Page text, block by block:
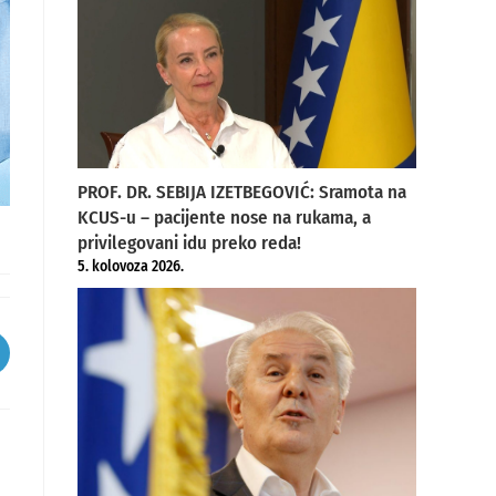
PROF. DR. SEBIJA IZETBEGOVIĆ: Sramota na
KCUS-u – pacijente nose na rukama, a
privilegovani idu preko reda!
5. kolovoza 2026.